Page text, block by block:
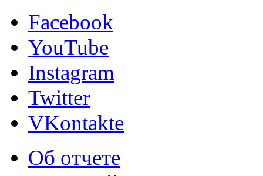
Facebook
YouTube
Instagram
Twitter
VKontakte
Об отчете